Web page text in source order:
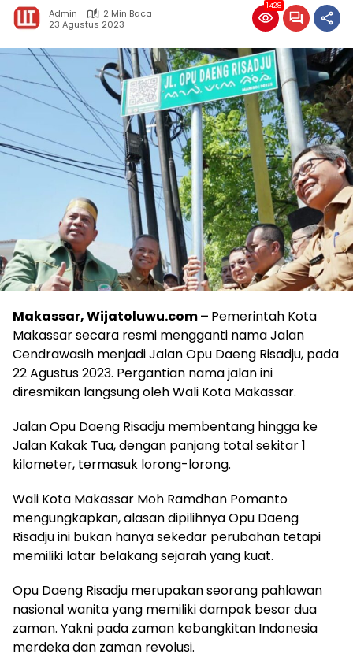
Admin
2 Min Baca
23 Agustus 2023
1428
Makassar, Wijatoluwu.com – Pemerintah Kota
Makassar secara resmi mengganti nama Jalan
Cendrawasih menjadi Jalan Opu Daeng Risadju, pada
22 Agustus 2023. Pergantian nama jalan ini
diresmikan langsung oleh Wali Kota Makassar.
Jalan Opu Daeng Risadju membentang hingga ke
Jalan Kakak Tua, dengan panjang total sekitar 1
kilometer, termasuk lorong-lorong.
Wali Kota Makassar Moh Ramdhan Pomanto
mengungkapkan, alasan dipilihnya Opu Daeng
Risadju ini bukan hanya sekedar perubahan tetapi
memiliki latar belakang sejarah yang kuat.
Opu Daeng Risadju merupakan seorang pahlawan
nasional wanita yang memiliki dampak besar dua
zaman. Yakni pada zaman kebangkitan Indonesia
merdeka dan zaman revolusi.